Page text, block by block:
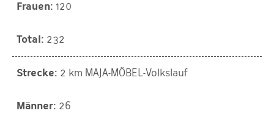
120
232
2 km MAJA-MÖBEL-Volkslauf
26